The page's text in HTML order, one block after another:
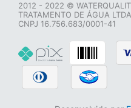
2012 - 2022 ©
TRATAMENTO DE ÁGUA
CNPJ 16.756.683/0001-41